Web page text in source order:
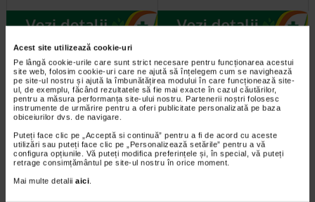
Acest site utilizează cookie-uri
Pe lângă cookie-urile care sunt strict necesare pentru funcționarea acestui
site web, folosim cookie-uri care ne ajută să înțelegem cum se navighează
pe site-ul nostru și ajută la îmbunătățirea modului în care funcționează site-
ul, de exemplu, făcând rezultatele să fie mai exacte în cazul căutărilor,
pentru a măsura performanța site-ului nostru. Partenerii noștri folosesc
instrumente de urmărire pentru a oferi publicitate personalizată pe baza
obiceiurilor dvs. de navigare.
Puteți face clic pe „Acceptă si continuă” pentru a fi de acord cu aceste
utilizări sau puteți face clic pe „Personalizează setările” pentru a vă
configura opțiunile. Vă puteți modifica preferințele și, în special, vă puteți
retrage consimțământul pe site-ul nostru în orice moment.
Mai multe detalii aici
Plătești 2, primești 3
Ruj Unique culori vibrante Nr.
18 Purpuriu, LAVERTU
Plătești 2, primești 3
Ruj Nature nuante naturale